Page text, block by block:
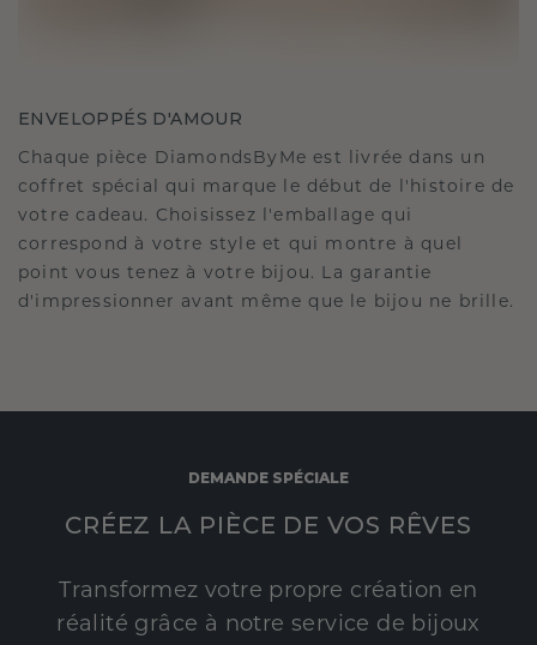
ENVELOPPÉS D'AMOUR
Chaque pièce DiamondsByMe est livrée dans un
coffret spécial qui marque le début de l'histoire de
votre cadeau. Choisissez l'emballage qui
correspond à votre style et qui montre à quel
point vous tenez à votre bijou. La garantie
d'impressionner avant même que le bijou ne brille.
DEMANDE SPÉCIALE
CRÉEZ LA PIÈCE DE VOS RÊVES
Transformez votre propre création en
réalité grâce à notre service de bijoux